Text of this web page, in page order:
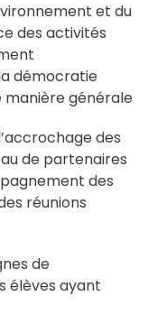
et du
des activités
démocratie
manière générale
des
de partenaires
des
réunions
de
élèves ayant